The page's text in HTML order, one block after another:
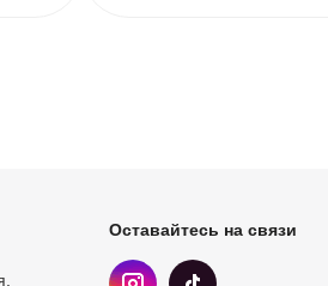
Оставайтесь на связи